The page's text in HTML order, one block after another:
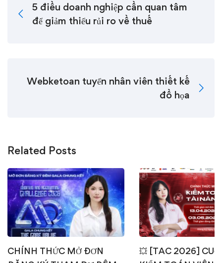
5 điều doanh nghiệp cần quan tâm
để giảm thiểu rủi ro về thuế
Webketoan tuyển nhân viên thiết kế
đồ họa
Related Posts
CHÍNH THỨC MỞ ĐƠN
💥 [TAC 2026]